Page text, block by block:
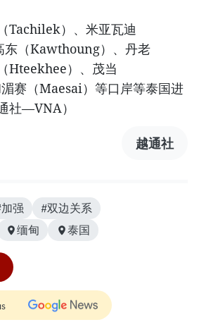
Tachilek）、米亚瓦迪
东（Kawthoung）、丹老
Hteekhee）、茂当
赛（Maesai）等口岸等泰国进
社—VNA）
越通社
强
#双边关系
缅甸 泰国